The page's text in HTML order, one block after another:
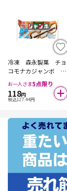
冷凍 森永製菓 チョ
コモナカジャンボ １
５０ｍｌ
お一人さま5点限り
118円
税込127.44円